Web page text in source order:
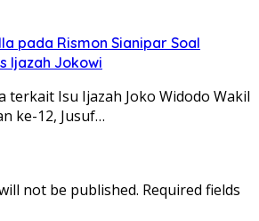
pada Rismon Sianipar Soal
Ijazah Jokowi
terkait Isu Ijazah Joko Widodo Wakil
ke-12, Jusuf…
not be published. Required fields